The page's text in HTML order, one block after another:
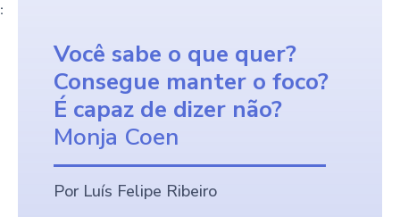
:
Você sabe o que quer?
Consegue manter o foco?
É capaz de dizer não?
Monja Coen
Por Luís Felipe Ribeiro